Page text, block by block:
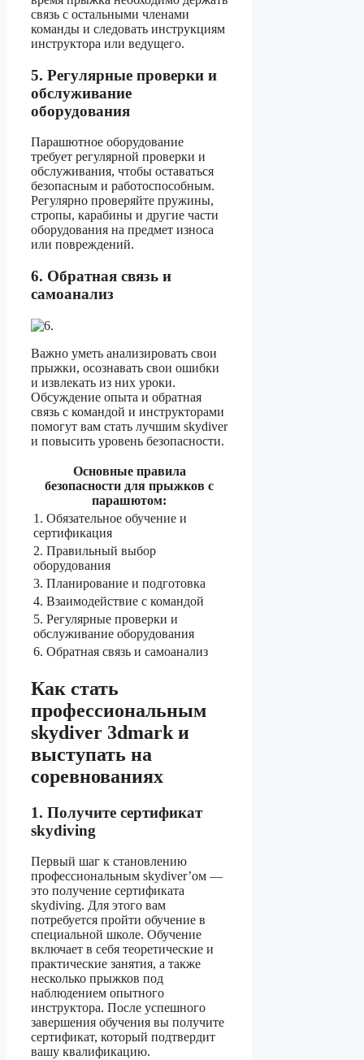
связь с остальными членами
команды и следовать инструкциям
инструктора или ведущего.
5. Регулярные проверки и
обслуживание
оборудования
Парашютное оборудование
требует регулярной проверки и
обслуживания, чтобы оставаться
безопасным и работоспособным.
Регулярно проверяйте пружины,
стропы, карабины и другие части
оборудования на предмет износа
или повреждений.
6. Обратная связь и
самоанализ
Важно уметь анализировать свои
прыжки, осознавать свои ошибки
и извлекать из них уроки.
Обсуждение опыта и обратная
связь с командой и инструкторами
помогут вам стать лучшим skydiver
и повысить уровень безопасности.
Основные правила
безопасности для прыжков с
парашютом:
1. Обязательное обучение и
сертификация
2. Правильный выбор
оборудования
3. Планирование и подготовка
4. Взаимодействие с командой
5. Регулярные проверки и
обслуживание оборудования
6. Обратная связь и самоанализ
Как стать
профессиональным
skydiver 3dmark и
выступать на
соревнованиях
1. Получите сертификат
skydiving
Первый шаг к становлению
профессиональным skydiver’ом —
это получение сертификата
skydiving. Для этого вам
потребуется пройти обучение в
специальной школе. Обучение
включает в себя теоретические и
практические занятия, а также
несколько прыжков под
наблюдением опытного
инструктора. После успешного
завершения обучения вы получите
сертификат, который подтвердит
вашу квалификацию.